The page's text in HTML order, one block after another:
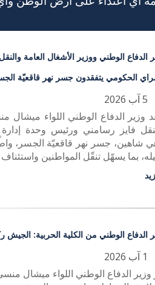
الدفاع الوطني ووزير الأشغال العامة
الحكومي يتفقدون جسر نهر قاقعيّة
وزير الدفاع الوطني اللواء ميشال
فايز رسامني ورئيس وحدة
شاهين، جسر نهر قاقعيّة الجسر،
بما يسهّل تنقّل المواطنين
الدفاع الوطني من الكلية الحربية: الجيش
وزير الدفاع الوطني اللواء ميشال